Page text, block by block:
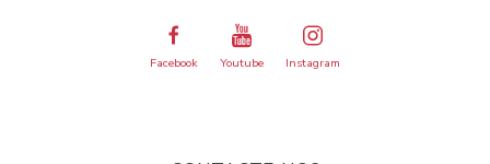
Facebook Youtube Instagram